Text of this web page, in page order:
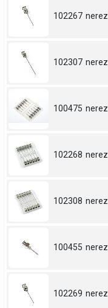
102267 nerez
102307 nerez
100475 nerez
102268 nerez
102308 nerez
100455 nerez
102269 nerez